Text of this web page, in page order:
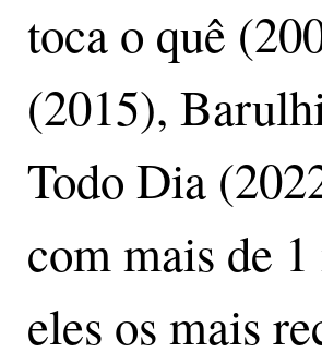
toca o quê
(2015),
Todo Dia
com mais de
eles os mais